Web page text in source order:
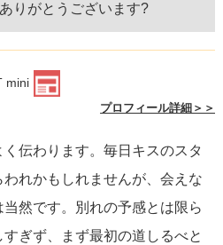
りがとうございます?
mini
プロフィール詳細＞＞
伝わります。毎日キスのスタ
れかもしれませんが、会えな
然です。別れの予感とは限ら
ぎず、まず最初の道しるべと